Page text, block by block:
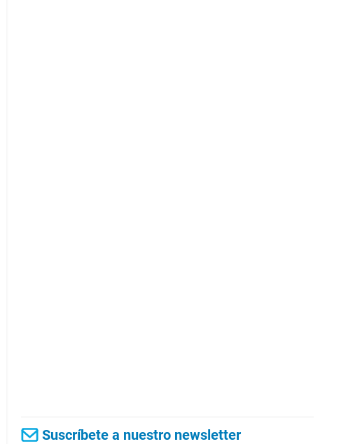
Suscríbete a nuestro newsletter